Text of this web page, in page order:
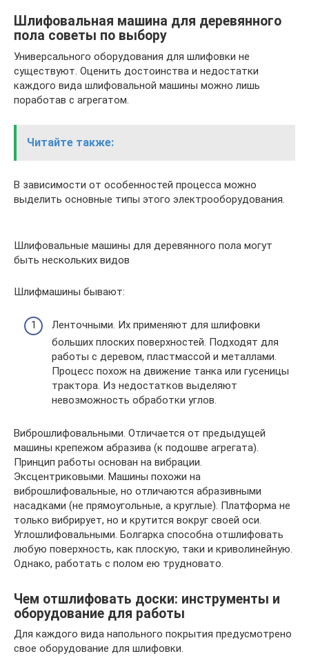
Шлифовальная машина для деревянного
пола советы по выбору
Универсального оборудования для шлифовки не
существуют. Оценить достоинства и недостатки
каждого вида шлифовальной машины можно лишь
поработав с агрегатом.
Читайте также:
В зависимости от особенностей процесса можно
выделить основные типы этого электрооборудования.
Шлифовальные машины для деревянного пола могут
быть нескольких видов
Шлифмашины бывают:
Ленточными. Их применяют для шлифовки
больших плоских поверхностей. Подходят для
работы с деревом, пластмассой и металлами.
Процесс похож на движение танка или гусеницы
трактора. Из недостатков выделяют
невозможность обработки углов.
Виброшлифовальными. Отличается от предыдущей
машины крепежом абразива (к подошве агрегата).
Принцип работы основан на вибрации.
Эксцентриковыми. Машины похожи на
виброшлифовальные, но отличаются абразивными
насадками (не прямоугольные, а круглые). Платформа не
только вибрирует, но и крутится вокруг своей оси.
Углошлифовальными. Болгарка способна отшлифовать
любую поверхность, как плоскую, таки и криволинейную.
Однако, работать с полом ею трудновато.
Чем отшлифовать доски: инструменты и
оборудование для работы
Для каждого вида напольного покрытия предусмотрено
свое оборудование для шлифовки.